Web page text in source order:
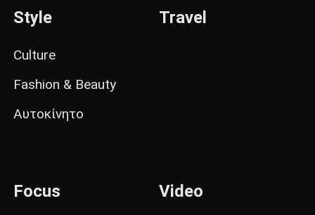
Style
Culture
Fashion & Beauty
Αυτοκίνητο
Travel
Focus Video